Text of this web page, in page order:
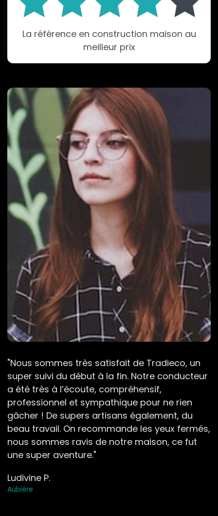
La référence en construction maison au
meilleur prix
"Nous sommes très satisfait de Tradieco, un
super suivi du début à la fin. Notre conducteur
a été très à l’écoute, compréhensif,
professionnel et sympathique pour ne rien
gâcher ! De supers artisans également, du
beau travail. On recommande les yeux fermés,
nous sommes ravis de notre maison, ce fut
une super aventure."
Ludivine P.
Aubière